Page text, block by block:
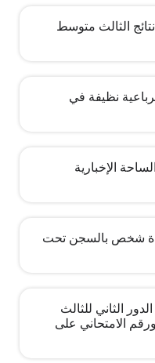
الثالث متوسط
نظيفة في
الإخبارية
شخص بالسجن تحت
الثاني للثالث
ورقم الامتحاني على